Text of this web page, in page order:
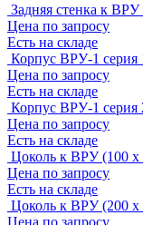
Задняя стенка к ВРУ
Цена по запросу
Есть на складе
Корпус ВРУ-1 серия
Цена по запросу
Есть на складе
Корпус ВРУ-1 серия
Цена по запросу
Есть на складе
Цоколь к ВРУ (100
Цена по запросу
Есть на складе
Цоколь к ВРУ (200 х
Цена по запросу